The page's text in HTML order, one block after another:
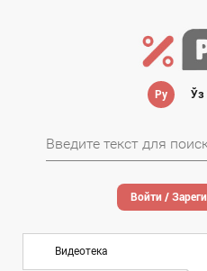
Ру Ўз
Войти /
Видеотека